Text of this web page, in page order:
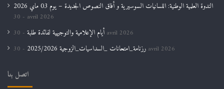
الندوة العلمية الوطنية: اللسانيات السوسيرية و أفاق النصوص الجديدة – يوم 03 ماي 2026
30 avril 2026
أيام الإعلامية والتوجيهية لفائدة طلبة 30 avril 2026
رزنامة_امتحانات _السداسيات_الزوجية 2025/2026 30 avril 2026
اتصل بنا